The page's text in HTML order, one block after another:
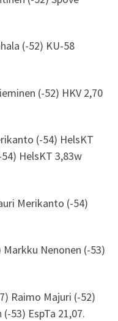
(-52) KU-58
(-52) HKV 2,70
(-54) HelsKT
HelsKT 3,83w
Merikanto (-54)
Markku Nenonen (-53)
Raimo Majuri (-52)
53) EspTa 21,07.